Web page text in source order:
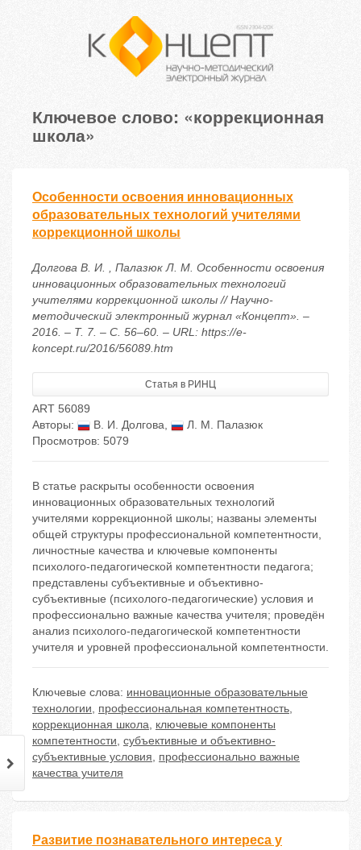
Ключевое слово: «коррекционная
школа»
Особенности освоения инновационных
образовательных технологий учителями
коррекционной школы
Долгова В. И. , Палазюк Л. М. Особенности освоения
инновационных образовательных технологий
учителями коррекционной школы // Научно-
методический электронный журнал «Концепт». –
2016. – Т. 7. – С. 56–60. – URL: https://e-
koncept.ru/2016/56089.htm
Статья в РИНЦ
ART 56089
Авторы:
В. И. Долгова,
Л. М. Палазюк
Просмотров: 5079
В статье раскрыты особенности освоения
инновационных образовательных технологий
учителями коррекционной школы; названы элементы
общей структуры профессиональной компетентности,
личностные качества и ключевые компоненты
психолого-педагогической компетентности педагога;
представлены субъективные и объективно-
субъективные (психолого-педагогические) условия и
профессионально важные качества учителя; проведён
анализ психолого-педагогической компетентности
учителя и уровней профессиональной компетентности.
Ключевые слова: инновационные образовательные
технологии, профессиональная компетентность,
коррекционная школа, ключевые компоненты
компетентности, субъективные и объективно-
субъективные условия, профессионально важные
качества учителя
Развитие познавательного интереса у